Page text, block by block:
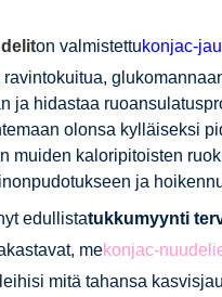
on valmistettukonjac-
ja hidastaa
olonsa kylläiseksi
muiden kaloripitoisten
ja
edullistatukkumyynti
mekonjac-
mitä tahansa